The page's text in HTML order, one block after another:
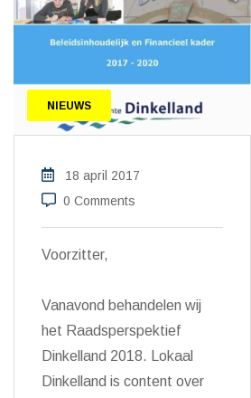
NIEUWS
18 april 2017
0 Comments
Voorzitter,
Vanavond behandelen wij
het Raadsperspektief
Dinkelland 2018. Lokaal
Dinkelland is content over